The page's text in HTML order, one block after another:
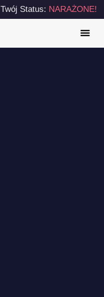
Twój Status: NARAŻONE!